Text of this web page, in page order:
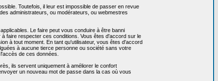
Toutefois, il leur est impossible de passer en revue
administrateurs, ou modérateurs, ou webmestres
Le faire peut vous conduire à être banni
faire respecter ces conditions. Vous êtes d'accord sur le
à tout moment. En tant qu'utilisateur, vous êtes d'accord
à aucune tierce personne ou société sans votre
de ces données.
ils servent uniquement à améliorer le confort
un nouveau mot de passe dans la cas où vous